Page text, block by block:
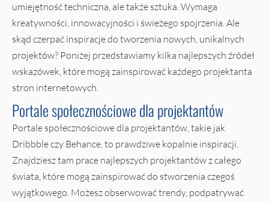
umiejętność techniczna, ale także sztuka. Wymaga
kreatywności, innowacyjności i świeżego spojrzenia. Ale
skąd czerpać inspiracje do tworzenia nowych, unikalnych
projektów? Poniżej przedstawiamy kilka najlepszych źródeł
wskazówek, które mogą zainspirować każdego projektanta
stron internetowych.
Portale społecznościowe dla projektantów
Portale społecznościowe dla projektantów, takie jak
Dribbble czy Behance, to prawdziwe kopalnie inspiracji.
Znajdziesz tam prace najlepszych projektantów z całego
świata, które mogą zainspirować do stworzenia czegoś
wyjątkowego. Możesz obserwować trendy, podpatrywać